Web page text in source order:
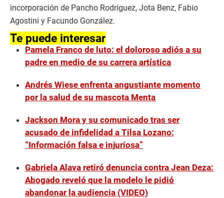
incorporación de Pancho Rodríguez, Jota Benz, Fabio
Agostini y Facundo González.
Te puede interesar
Pamela Franco de luto: el doloroso adiós a su
padre en medio de su carrera artística
Andrés Wiese enfrenta angustiante momento
por la salud de su mascota Menta
Jackson Mora y su comunicado tras ser
acusado de infidelidad a Tilsa Lozano:
“Información falsa e injuriosa”
Gabriela Alava retiró denuncia contra Jean Deza:
Abogado reveló que la modelo le pidió
abandonar la audiencia (VIDEO)